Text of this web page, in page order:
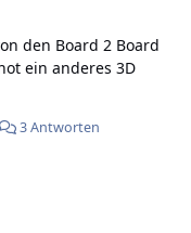
den Board 2 Board
3 Antworten